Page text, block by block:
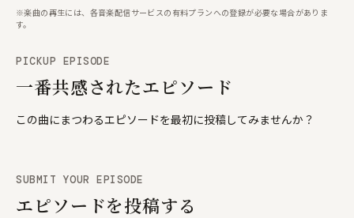
※楽曲の再生には、各音楽配信サービスの有料プランへの登録が必要な場合がありま
す。
PICKUP EPISODE
一番共感されたエピソード
この曲にまつわるエピソードを最初に投稿してみませんか？
SUBMIT YOUR EPISODE
エピソードを投稿する